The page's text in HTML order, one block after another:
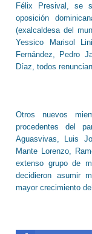
Félix Presival, se
oposición
(exalcaldesa del
Yessico Marisol
Fernández, Pedro
Díaz, todos
Otros nuevos
procedentes del
Aguasvivas, Luis
Mante Lorenzo,
extenso grupo de
decidieron asumir
mayor crecimiento